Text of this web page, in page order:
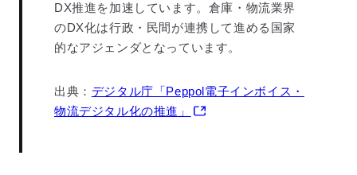
DX推進を加速しています。倉庫・物流業界
のDX化は行政・民間が連携して進める国家
的なアジェンダとなっています。
出典： デジタル庁「Peppol電子インボイス・
物流デジタル化の推進」